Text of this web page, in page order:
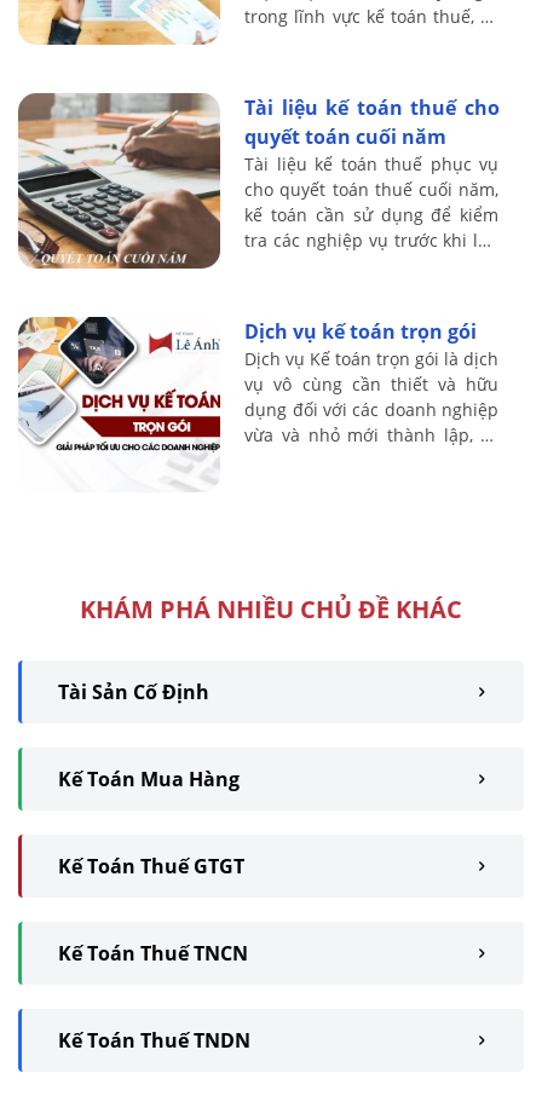
trong lĩnh vực kế toán thuế, có
Tài liệu kế toán thuế cho
quyết toán cuối năm
Tài liệu kế toán thuế phục vụ
cho quyết toán thuế cuối năm,
kế toán cần sử dụng để kiểm
tra các nghiệp vụ trước khi lập
Dịch vụ kế toán trọn gói
Dịch vụ Kế toán trọn gói là dịch
vụ vô cùng cần thiết và hữu
dụng đối với các doanh nghiệp
vừa và nhỏ mới thành lập, có
KHÁM PHÁ NHIỀU CHỦ ĐỀ KHÁC
Tài Sản Cố Định
Kế Toán Mua Hàng
Kế Toán Thuế GTGT
Kế Toán Thuế TNCN
Kế Toán Thuế TNDN